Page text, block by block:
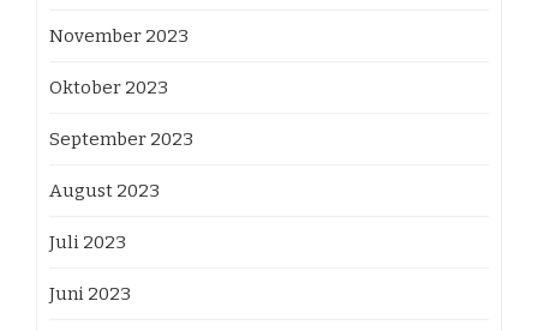
November 2023
Oktober 2023
September 2023
August 2023
Juli 2023
Juni 2023